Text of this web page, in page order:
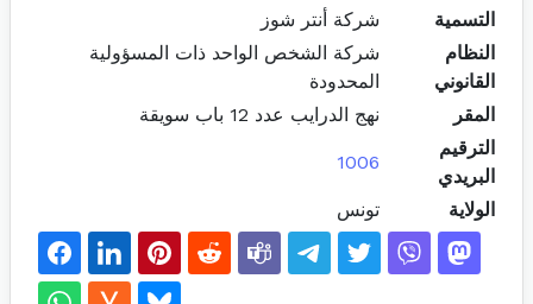
التسمية
شركة أنتر شوز
النظام
القانوني
شركة الشخص الواحد ذات المسؤولية
المحدودة
المقر
نهج الدرايب عدد 12 باب سويقة
الترقيم
البريدي
1006
الولاية تونس